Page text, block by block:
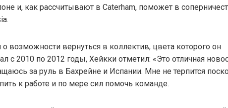
и, как рассчитывают в Caterham, поможет в
о возможности вернуться в коллектив, цвета которого он
с 2010 по 2012 годы, Хейкки отметил: «Это отличная
за руль в Бахрейне и Испании. Мне не терпится
к работе и по мере сил помочь команде.